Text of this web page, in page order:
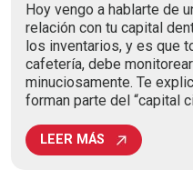
Hoy vengo a hablarte de
relación con tu capital
los inventarios, y es que
cafetería, debe
minuciosamente. Te
forman parte del “capital
LEER MÁS